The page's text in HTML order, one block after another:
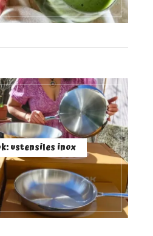
ustensiles inox